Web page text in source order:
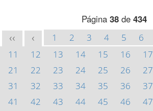
Página 38 de 434
<< < 1 2 3 4 5 6
11
12 13 14 15 16 17
21
22 23 24 25 26 27
31
32 33 34 35 36 37
41
42 43 44 45 46 47